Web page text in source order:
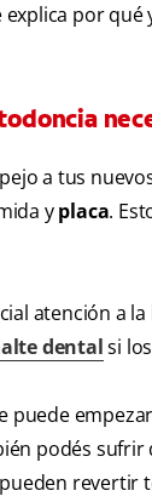
por qué
a tus
yplaca.
atención a
dentalsi
puede
podés
revertir